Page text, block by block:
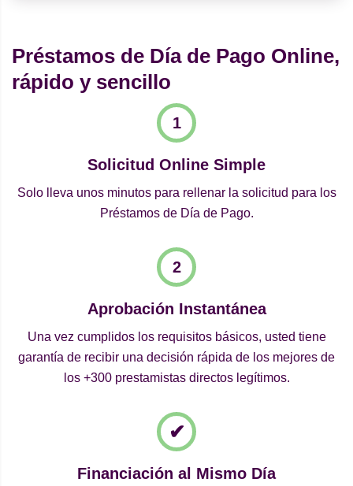
Préstamos de Día de Pago Online,
rápido y sencillo
Solicitud Online Simple
Solo lleva unos minutos para rellenar la solicitud para los
Préstamos de Día de Pago.
Aprobación Instantánea
Una vez cumplidos los requisitos básicos, usted tiene
garantía de recibir una decisión rápida de los mejores de
los +300 prestamistas directos legítimos.
Financiación al Mismo Día